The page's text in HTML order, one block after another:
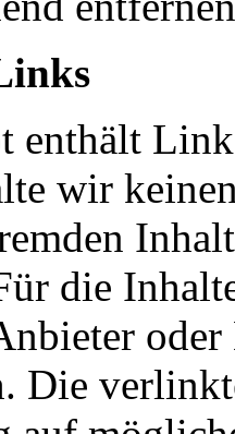
enthält
wir
die
oder
Die